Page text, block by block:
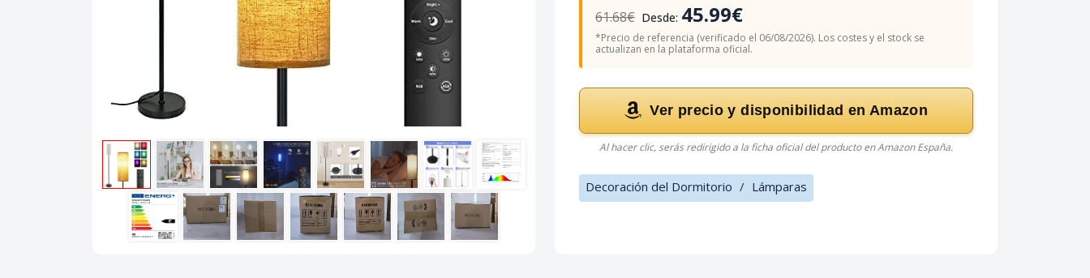
61.68€ Desde: 45.99€
*Precio de referencia (verificado el 06/08/2026). Los costes y el stock se
actualizan en la plataforma oficial.
Ver precio y disponibilidad en Amazon
Al hacer clic, serás redirigido a la ficha oficial del producto en Amazon España.
Decoración del Dormitorio / Lámparas